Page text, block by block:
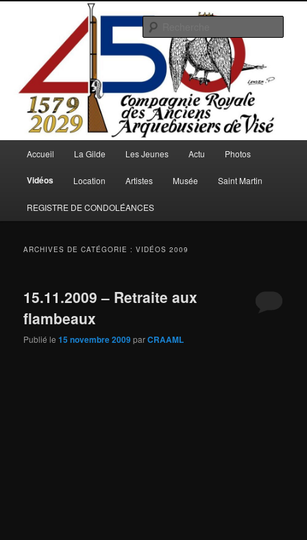
Arquebusiers.eu
Accueil La Gilde Les Jeunes Actu Photos
Vidéos Location Artistes Musée Saint Martin
REGISTRE DE CONDOLÉANCES
ARCHIVES DE CATÉGORIE :VIDÉOS 2009
15.11.2009 – Retraite aux
flambeaux
Publié le15 novembre 2009parCRAAML